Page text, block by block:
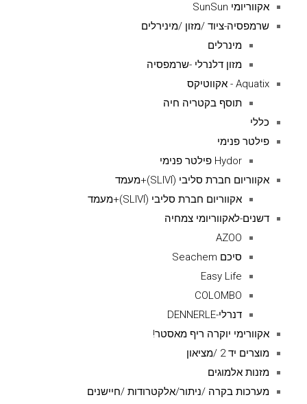
אקווריומי SunSun
שרמפסיה-ציוד /מזון /מינירלים
מינרלים
מזון דלנרלי -שרמפסיה
Aquatix - אקווטיקס
תוסף בקטריה חיה
כללי
פילטר פנימי
Hydor פילטר פנימי
אקווריום חברת סליבי (SLIVIׂׂ)+מעמד
אקווריום חברת סליבי (SLIVIׂׂ)+מעמד
דשנים-לאקווריומי צמחיה
AZOO
סיכם Seachem
Easy Life
COLOMBO
דנרלי-DENNERLE
אקוורימי יוקרה ריף מאסטר!
מוצרים יד 2 /מציאון
מזנות אלמוגים
מערכות בקרה /ניתור/אלקטרודות /חיישנים